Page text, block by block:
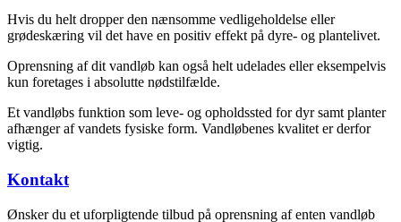
Hvis du helt dropper den nænsomme vedligeholdelse eller
grødeskæring vil det have en positiv effekt på dyre- og plantelivet.
Oprensning af dit vandløb kan også helt udelades eller eksempelvis
kun foretages i absolutte nødstilfælde.
Et vandløbs funktion som leve- og opholdssted for dyr samt planter
afhænger af vandets fysiske form. Vandløbenes kvalitet er derfor
vigtig.
Kontakt
Ønsker du et uforpligtende tilbud på oprensning af enten vandløb